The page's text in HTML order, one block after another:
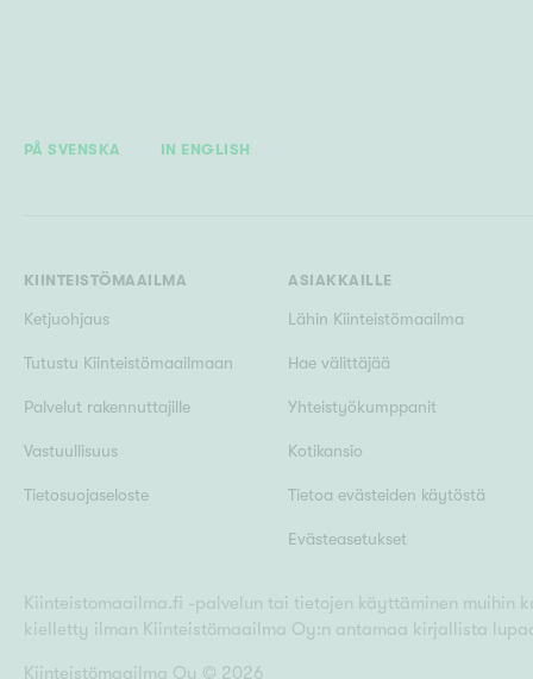
PÅ SVENSKA IN ENGLISH
KIINTEISTÖMAAILMA
Ketjuohjaus
Tutustu Kiinteistömaailmaan
Palvelut rakennuttajille
Vastuullisuus
Tietosuojaseloste
ASIAKKAILLE
Lähin Kiinteistömaailma
Hae välittäjää
Yhteistyökumppanit
Kotikansio
Tietoa evästeiden käytöstä
Evästeasetukset
Kiinteistomaailma.fi -palvelun tai tietojen käyttäminen muihin
kielletty ilman Kiinteistömaailma Oy:n antamaa kirjallista
Kiinteistömaailma Oy © 2026